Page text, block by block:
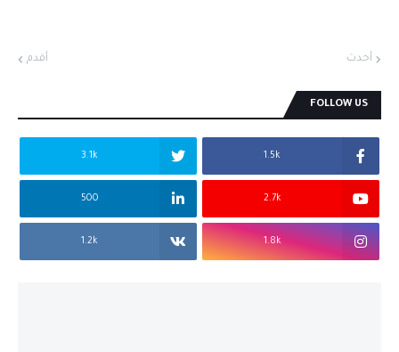
أحدث أقدم
FOLLOW US
1.5k
3.1k
2.7k
500
1.8k
1.2k